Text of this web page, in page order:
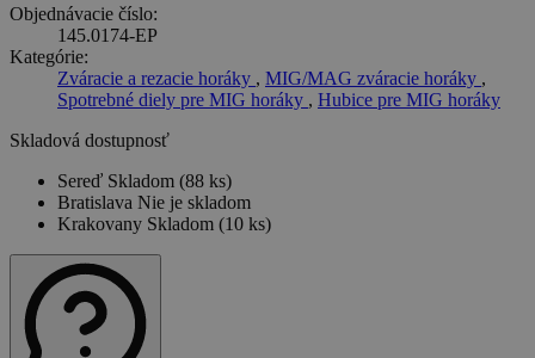
Objednávacie číslo:
145.0174-EP
Kategórie:
Zváracie a rezacie horáky , MIG/MAG zváracie horáky ,
Spotrebné diely pre MIG horáky , Hubice pre MIG horáky
Skladová dostupnosť
Sereď Skladom (88 ks)
Bratislava Nie je skladom
Krakovany Skladom (10 ks)